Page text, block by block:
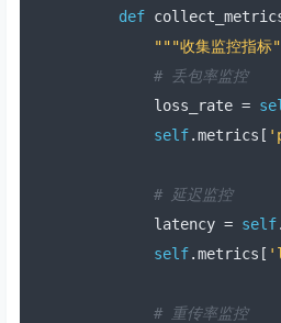
def
"""收集监控指
# 丢包率监控
        loss_rate
=
self.metrics [
# 延迟监控
        latency
= self.
self.metrics [
# 重传率监控